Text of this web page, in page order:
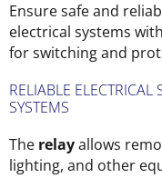
Ensure safe and
electrical systems
for switching and
RELIABLE
SYSTEMS
The relayallows
lighting, and other